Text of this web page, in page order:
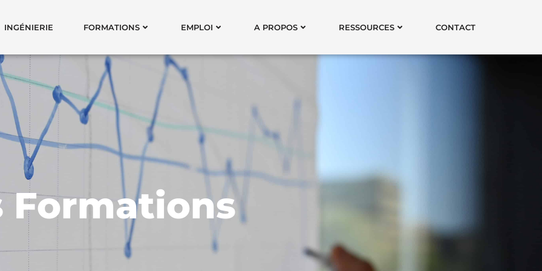
INGÉNIERIE FORMATIONS EMPLOI A PROPOS RESSOURCES CONTACT
Formations